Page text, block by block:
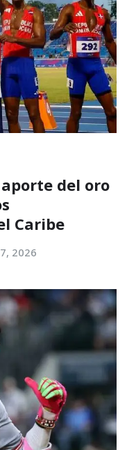
del oro
Caribe
2026